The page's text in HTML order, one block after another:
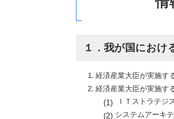
１．我が国におけ
経済産業大臣が実施す
経済産業大臣が実施す
ＩＴストラテジ
システムアーキ